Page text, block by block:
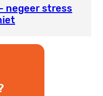
negeer stress